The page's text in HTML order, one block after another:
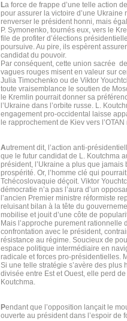
La force de frappe d’une telle action
pour assurer la victoire d’une
renverser le président honni, mais
P. Symonenko, tournés eux, vers le
file de profiter d’élections
poursuive. Au pire, ils espèrent
candidat du pouvoir.
Par conséquent, cette union sacrée
vagues rouges misent en valeur sur
Julia Timochenko ou de Viktor
toute vraisemblance le soutien de
le Kremlin pourrait donner sa
l’Ukraine dans l’orbite russe. L.
engagement pro-occidental laisse
le rapprochement de Kiev vers
Autrement dit, l’action anti-
que le futur candidat de L. Koutchma
président, l’Ukraine a plus que
prospérité. Or, l’homme clé qui
Tchécoslovaquie déçoit. Viktor
démocratie n’a pas l’aura d’un
l’ancien Premier ministre réformiste
reluisant bilan à la tête du
mobilise et jouit d’une côte de
Mais l’approche purement
confrontation avec le président,
résistance au régime. Soucieux de
espace politique intermédiaire en
radicale et forces pro-présidentielles.
Si une telle stratégie s’avère des
divisée entre Est et Ouest, elle perd
Koutchma.
Pendant que l’opposition lançait le
ouverte au président dans l’espoir de